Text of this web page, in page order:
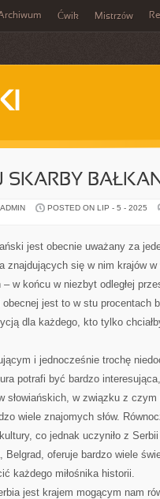
Ćwik Mistrzów
SKARBY
POSTED ON LIP - 5 - 2025
jest obecnie uważany za
znajdujących się w nim krajów
– w końcu w niezbyt odległej
obecnej jest to w stu procentach
dla każdego, kto tylko
i jednocześnie trochę
potrafi być bardzo
słowiańskich, w związku z
wiele znajomych słów.
co jednak uczyniło z
Belgrad, oferuje bardzo wiele
każdego miłośnika historii.
jest krajem mogącym nam